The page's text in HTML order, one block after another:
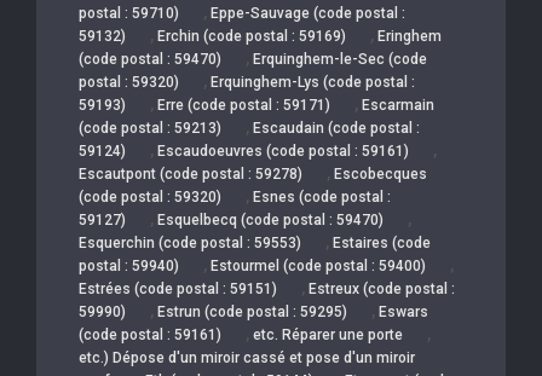
postal : 59710)
, Eppe-Sauvage (code postal :
59132)
, Erchin (code postal : 59169) , Eringhem
(code postal : 59470)
, Erquinghem-le-Sec (code
postal : 59320)
, Erquinghem-Lys (code postal :
59193)
, Erre (code postal : 59171) , Escarmain
(code postal : 59213)
, Escaudain (code postal :
59124)
, Escaudoeuvres (code postal : 59161) ,
Escautpont (code postal : 59278) , Escobecques
(code postal : 59320)
, Esnes (code postal :
59127)
, Esquelbecq (code postal : 59470) ,
Esquerchin (code postal : 59553) , Estaires (code
postal : 59940)
, Estourmel (code postal : 59400) ,
Estrées (code postal : 59151) , Estreux (code postal :
59990)
, Estrun (code postal : 59295) , Eswars
(code postal : 59161)
, etc. Réparer une porte ,
etc.) Dépose d'un miroir cassé et pose d'un miroir